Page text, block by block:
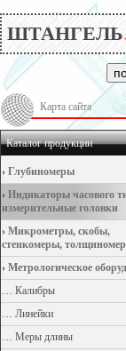
ШТАНГЕЛЬ.
Карта сайта
Каталог продукции
› Глубиномеры
› Индикаторы часового
измерительные головки
› Микрометры, скобы,
стенкомеры,
› Метрологическое
… Калибры
… Линейки
… Меры длины